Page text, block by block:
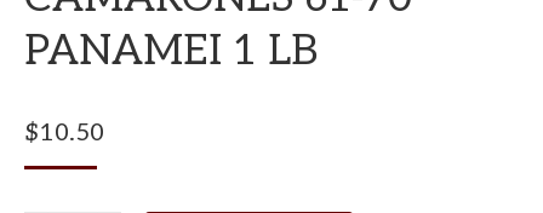
PANAMEI 1 LB
$10.50